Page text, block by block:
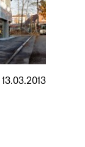
13.03.2013